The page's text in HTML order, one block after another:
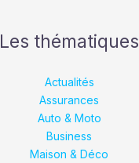
Les thématiques
Actualités
Assurances
Auto & Moto
Business
Maison & Déco